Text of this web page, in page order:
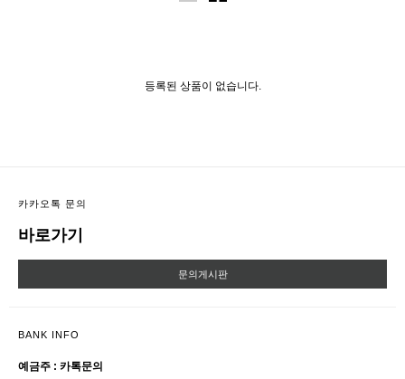
등록된 상품이 없습니다.
카카오톡 문의
바로가기
문의게시판
BANK INFO
예금주 : 카톡문의